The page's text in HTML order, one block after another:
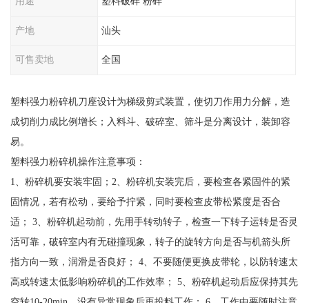
产地 汕头
可售卖地 全国
塑料强力粉碎机刀座设计为梯级剪式装置，使切刀作用力分解，造
成切削力成比例增长；入料斗、破碎室、筛斗是分离设计，装卸容
易。
塑料强力粉碎机操作注意事项：
1、粉碎机要安装牢固；2、粉碎机安装完后，要检查各紧固件的紧
固情况，若有松动，要给予拧紧，同时要检查皮带松紧度是否合
适； 3、粉碎机起动前，先用手转动转子，检查一下转子运转是否灵
活可靠，破碎室内有无碰撞现象，转子的旋转方向是否与机箭头所
指方向一致，润滑是否良好； 4、不要随便更换皮带轮，以防转速太
高或转速太低影响粉碎机的工作效率； 5、粉碎机起动后应保持其先